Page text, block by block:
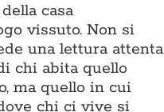
casa
vissuto. Non si
una lettura attenta
chi abita quello
ma quello in cui
chi ci vive si